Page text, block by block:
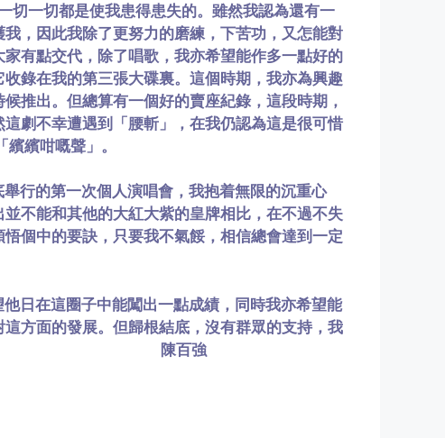
切一切都是使我患得患失的。雖然我認為還有一
，因此我除了更努力的磨練，下苦功，又怎能對
有點交代，除了唱歌，我亦希望能作多一點好的
錄在我的第三張大碟裏。這個時期，我亦為興趣
推出。但總算有一個好的賣座紀錄，這段時期，
劇不幸遭遇到「腰斬」，在我仍認為這是很可惜
繽咁嘅聲」。
行的第一次個人演唱會，我抱着無限的沉重心
不能和其他的大紅大紫的皇牌相比，在不過不失
個中的要訣，只要我不氣餒，相信總會達到一定
日在這圈子中能闖出一點成績，同時我亦希望能
方面的發展。但歸根結底，沒有群眾的支持，我
持我吧? 陳百強